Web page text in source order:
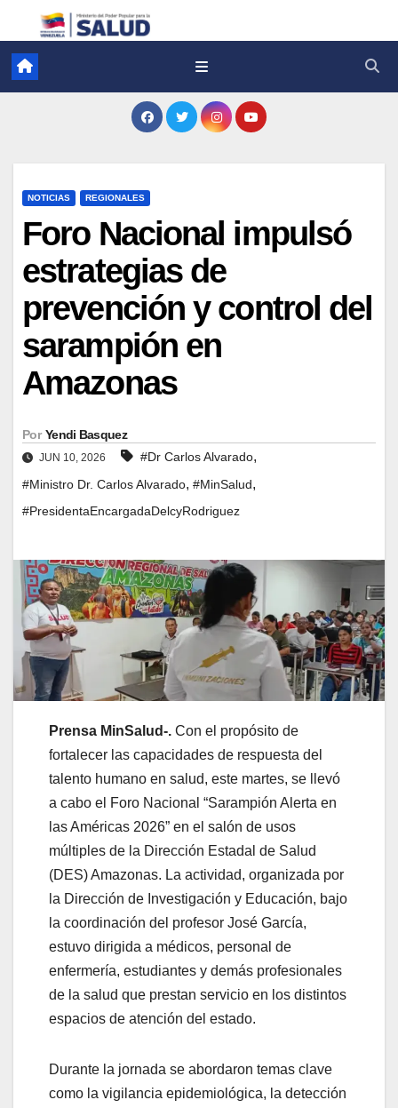
NOTICIAS REGIONALES
Foro Nacional impulsó
estrategias de
prevención y control del
sarampión en
Amazonas
Por Yendi Basquez
JUN 10, 2026 #Dr Carlos Alvarado,
#Ministro Dr. Carlos Alvarado, #MinSalud,
#PresidentaEncargadaDelcyRodriguez
Prensa MinSalud-. Con el propósito de
fortalecer las capacidades de respuesta del
talento humano en salud, este martes, se llevó
a cabo el Foro Nacional “Sarampión Alerta en
las Américas 2026” en el salón de usos
múltiples de la Dirección Estadal de Salud
(DES) Amazonas. La actividad, organizada por
la Dirección de Investigación y Educación, bajo
la coordinación del profesor José García,
estuvo dirigida a médicos, personal de
enfermería, estudiantes y demás profesionales
de la salud que prestan servicio en los distintos
espacios de atención del estado.
Durante la jornada se abordaron temas clave
como la vigilancia epidemiológica, la detección